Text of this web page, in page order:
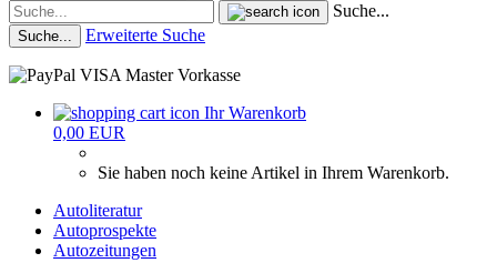
Suche...
Suche... Erweiterte Suche
Ihr Warenkorb
0,00 EUR
Sie haben noch keine Artikel in Ihrem Warenkorb.
Autoliteratur
Autoprospekte
Autozeitungen